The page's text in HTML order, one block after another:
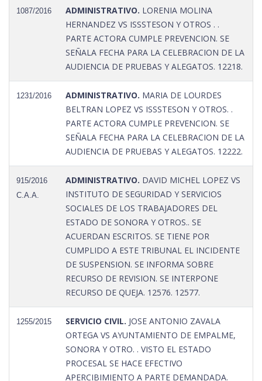
1087/2016 ADMINISTRATIVO. LORENIA MOLINA
HERNANDEZ VS ISSSTESON Y OTROS . .
PARTE ACTORA CUMPLE PREVENCION. SE
SEÑALA FECHA PARA LA CELEBRACION DE LA
AUDIENCIA DE PRUEBAS Y ALEGATOS. 12218.
1231/2016 ADMINISTRATIVO. MARIA DE LOURDES
BELTRAN LOPEZ VS ISSSTESON Y OTROS. .
PARTE ACTORA CUMPLE PREVENCION. SE
SEÑALA FECHA PARA LA CELEBRACION DE LA
AUDIENCIA DE PRUEBAS Y ALEGATOS. 12222.
915/2016
C.A.A.
ADMINISTRATIVO. DAVID MICHEL LOPEZ VS
INSTITUTO DE SEGURIDAD Y SERVICIOS
SOCIALES DE LOS TRABAJADORES DEL
ESTADO DE SONORA Y OTROS.. SE
ACUERDAN ESCRITOS. SE TIENE POR
CUMPLIDO A ESTE TRIBUNAL EL INCIDENTE
DE SUSPENSION. SE INFORMA SOBRE
RECURSO DE REVISION. SE INTERPONE
RECURSO DE QUEJA. 12576. 12577.
1255/2015 SERVICIO CIVIL. JOSE ANTONIO ZAVALA
ORTEGA VS AYUNTAMIENTO DE EMPALME,
SONORA Y OTRO. . VISTO EL ESTADO
PROCESAL SE HACE EFECTIVO
APERCIBIMIENTO A PARTE DEMANDADA.